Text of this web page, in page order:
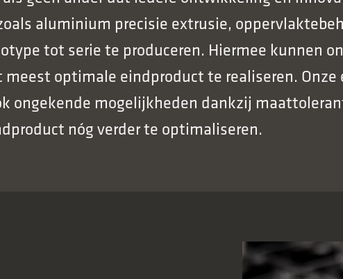
aluminium precisie extrusie,
tot serie te produceren. Hiermee kunnen
meest optimale eindproduct te realiseren.
ongekende mogelijkheden dankzij
nóg verder te optimaliseren.